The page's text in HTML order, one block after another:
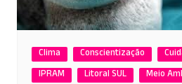
Clima Conscientização
IPRAM
Litoral SUL
Meio